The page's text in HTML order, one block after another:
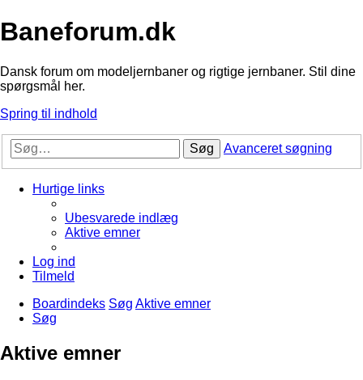
Baneforum.dk
Dansk forum om modeljernbaner og rigtige jernbaner. Stil dine
spørgsmål her.
Spring til indhold
Søg Avanceret søgning
Hurtige links
Ubesvarede indlæg
Aktive emner
Log ind
Tilmeld
Boardindeks Søg Aktive emner
Søg
Aktive emner